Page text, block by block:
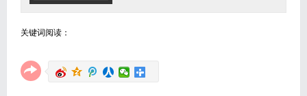
关键词阅读：